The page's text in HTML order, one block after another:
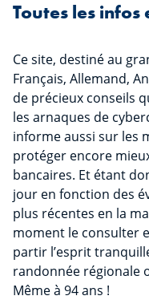
Toutes les infos
Ce site, destiné au
Français, Allemand,
de précieux conseils
les arnaques de
informe aussi sur les
protéger encore
bancaires. Et étant
jour en fonction des
plus récentes en la
moment le consulter
partir l’esprit
randonnée régionale
Même à 94 ans !